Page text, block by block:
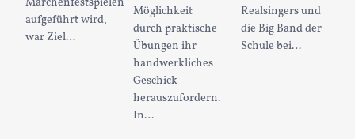
aufgeführt wird,
war Ziel…
Möglichkeit
durch praktische
Übungen ihr
handwerkliches
Geschick
herauszufordern.
In…
Realsingers und
die Big Band der
Schule bei…